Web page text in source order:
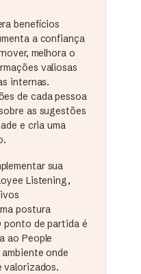
benefícios
a confiança
melhora o
valiosas
internas.
de cada pessoa
as sugestões
e cria uma
sua
Listening,
postura
ponto de partida é
ao People
onde
valorizados.